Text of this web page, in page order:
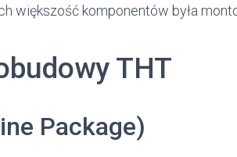
większość komponentów była
THT
Package)